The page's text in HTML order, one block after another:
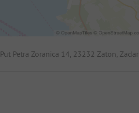
Put Petra Zoranica 14, 23232 Zaton, Zadar